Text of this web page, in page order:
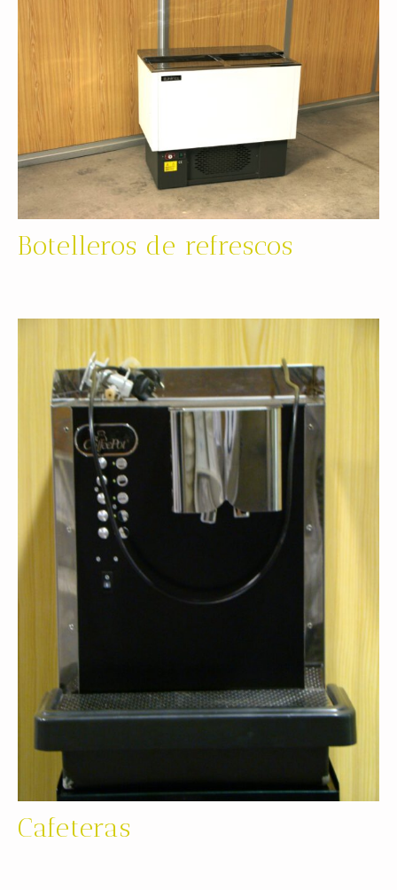
Botelleros de refrescos
Cafeteras